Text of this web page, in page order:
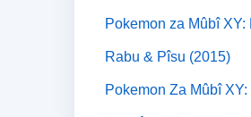
Pokemon za Mûbî
Rabu & Pîsu (2015)
Pokemon Za Mûbî